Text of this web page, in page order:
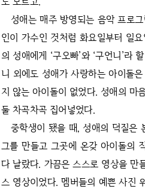
성애는 매주 방영되는 음악 프로
인이 가수인 것처럼 화요일부터 일
의 성애에게 ‘구오빠’와 ‘구언니’라
니 외에도 성애가 사랑하는 아이돌
지 않는 아이돌이 없었다. 성애의 마
둘 차곡차곡 집어넣었다.
중학생이 됐을 때, 성애의 덕질은
그를 만들고 그곳에 온갖 아이돌의
다 날랐다. 가끔은 스스로 영상을 만
스 영상이었다. 멤버들의 예쁜 사진